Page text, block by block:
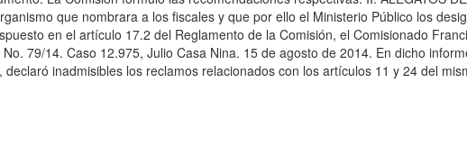
que nombrara a los fiscales y que por ello el Ministerio Público los
en el artículo 17.2 del Reglamento de la Comisión, el Comisionado
79/14. Caso 12.975, Julio Casa Nina. 15 de agosto de 2014. En dicho
inadmisibles los reclamos relacionados con los artículos 11 y 24 del